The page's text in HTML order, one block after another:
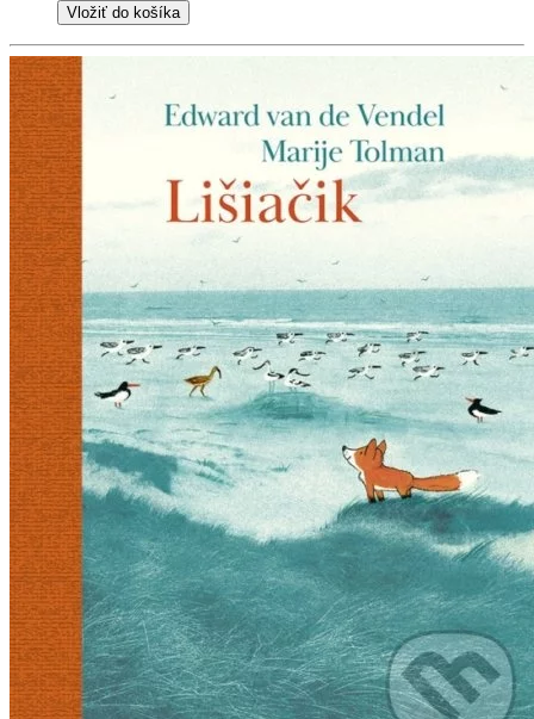
Vložiť do košíka